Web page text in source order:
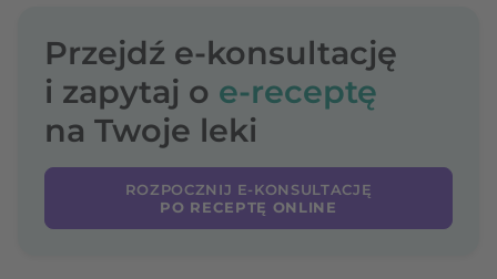
Przejdź e-konsultację
i zapytaj o e-receptę
na Twoje leki
ROZPOCZNIJ E-KONSULTACJĘ
PO RECEPTĘ ONLINE